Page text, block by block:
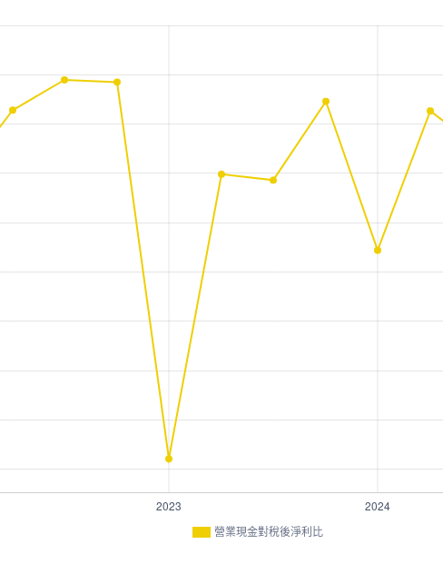
營業現金對稅後淨利比